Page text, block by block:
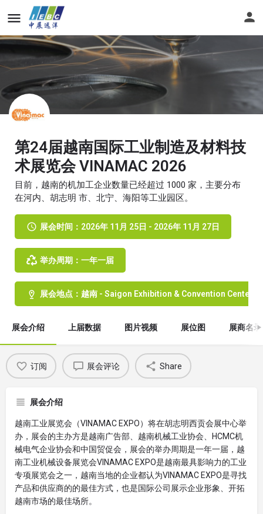
第24届越南国际工业制造及材料技
术展览会 VINAMAC 2026
目前，越南的机加工企业数量已经超过 1000 家，主要分布
在河内、胡志明 市、北宁、海阳等工业园区。
展会时间：2026年 11月 25日 - 2026年 11月 27日
举办周期：一年一届
展会地点：越南 - Saigon Exhibition & Convention Center-
展会介绍 上届数据 图片视频 展位图 展商名录
订阅 展会评论 Share
展会介绍
越南工业展览会（VINAMAC EXPO）将在胡志明西贡会展中心举
办，展会的主办方是越南广告部、越南机械工业协会、HCMC机
械电气企业协会和中国贸促会，展会的举办周期是一年一届，越
南工业机械设备展览会VINAMAC EXPO是越南最具影响力的工业
专项展览会之一，越南当地的企业都认为VINAMAC EXPO是寻找
产品和供应商的的最佳方式，也是国际公司展示企业形象、开拓
越南市场的最佳场所。